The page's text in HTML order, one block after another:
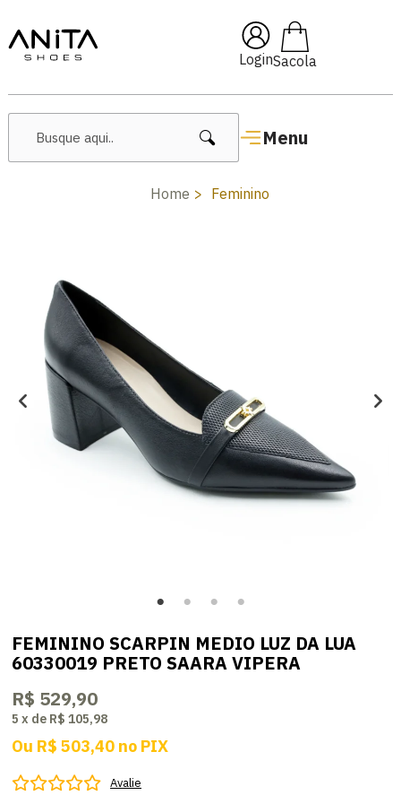
Login
Menu
🔥 Lançamentos Femininos
Home Feminino
FEMININO SCARPIN MEDIO LUZ DA LUA
60330019 PRETO SAARA VIPERA
R$ 529,90
5 x de R$ 105,98
Ou R$ 503,40 no PIX
Avalie